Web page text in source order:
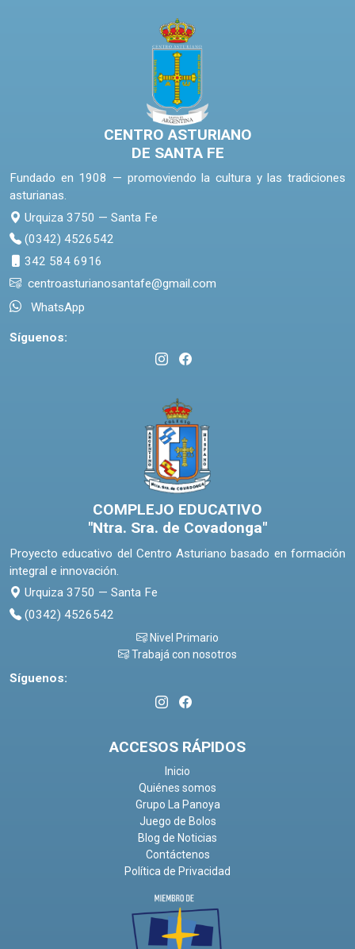
CENTRO ASTURIANO
DE SANTA FE
Fundado en 1908 — promoviendo la cultura y las tradiciones
asturianas.
Urquiza 3750 — Santa Fe
(0342) 4526542
342 584 6916
centroasturianosantafe@gmail.com
WhatsApp
Síguenos:
COMPLEJO EDUCATIVO
"Ntra. Sra. de Covadonga"
Proyecto educativo del Centro Asturiano basado en formación
integral e innovación.
Urquiza 3750 — Santa Fe
(0342) 4526542
Nivel Primario
Trabajá con nosotros
Síguenos:
ACCESOS RÁPIDOS
Inicio
Quiénes somos
Grupo La Panoya
Juego de Bolos
Blog de Noticias
Contáctenos
Política de Privacidad